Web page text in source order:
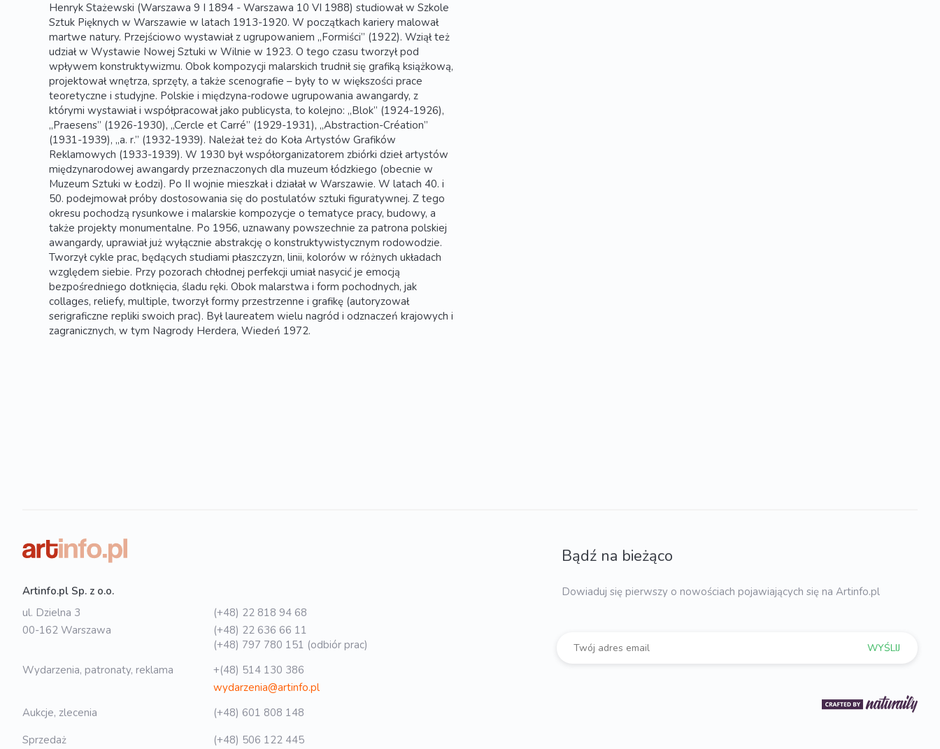
Henryk Stażewski (Warszawa 9 I 1894 - Warszawa 10 VI 1988) studiował w Szkole
Sztuk Pięknych w Warszawie w latach 1913-1920. W początkach kariery malował
martwe natury. Przejściowo wystawiał z ugrupowaniem „Formiści” (1922). Wziął też
udział w Wystawie Nowej Sztuki w Wilnie w 1923. O tego czasu tworzył pod
wpływem konstruktywizmu. Obok kompozycji malarskich trudnił się grafiką książkową,
projektował wnętrza, sprzęty, a także scenografie – były to w większości prace
teoretyczne i studyjne. Polskie i międzyna-rodowe ugrupowania awangardy, z
którymi wystawiał i współpracował jako publicysta, to kolejno: „Blok” (1924-1926),
„Praesens” (1926-1930), „Cercle et Carré” (1929-1931), „Abstraction-Création”
(1931-1939), „a. r.” (1932-1939). Należał też do Koła Artystów Grafików
Reklamowych (1933-1939). W 1930 był współorganizatorem zbiórki dzieł artystów
międzynarodowej awangardy przeznaczonych dla muzeum łódzkiego (obecnie w
Muzeum Sztuki w Łodzi). Po II wojnie mieszkał i działał w Warszawie. W latach 40. i
50. podejmował próby dostosowania się do postulatów sztuki figuratywnej. Z tego
okresu pochodzą rysunkowe i malarskie kompozycje o tematyce pracy, budowy, a
także projekty monumentalne. Po 1956, uznawany powszechnie za patrona polskiej
awangardy, uprawiał już wyłącznie abstrakcję o konstruktywistycznym rodowodzie.
Tworzył cykle prac, będących studiami płaszczyzn, linii, kolorów w różnych układach
względem siebie. Przy pozorach chłodnej perfekcji umiał nasycić je emocją
bezpośredniego dotknięcia, śladu ręki. Obok malarstwa i form pochodnych, jak
collages, reliefy, multiple, tworzył formy przestrzenne i grafikę (autoryzował
serigraficzne repliki swoich prac). Był laureatem wielu nagród i odznaczeń krajowych i
zagranicznych, w tym Nagrody Herdera, Wiedeń 1972.
Artinfo.pl Sp. z o.o.
ul. Dzielna 3
00-162 Warszawa
(+48) 22 818 94 68
(+48) 22 636 66 11
(+48) 797 780 151 (odbiór prac)
Wydarzenia, patronaty, reklama
+(48) 514 130 386
wydarzenia@artinfo.pl
Aukcje, zlecenia
(+48) 601 808 148
Sprzedaż
(+48) 506 122 445
Bądź na bieżąco
Dowiaduj się pierwszy o nowościach pojawiających się na Artinfo.pl
WYŚLIJ